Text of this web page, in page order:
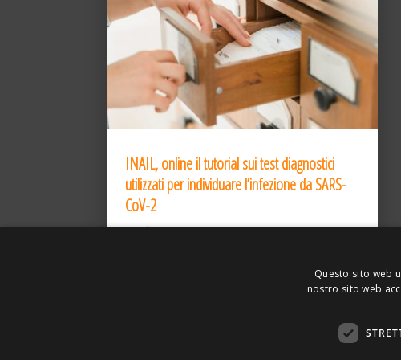
INAIL, online il tutorial sui test diagnostici
utilizzati per individuare l’infezione da SARS-
CoV-2
31 Dic 2020
Questo sito web
nostro sito web